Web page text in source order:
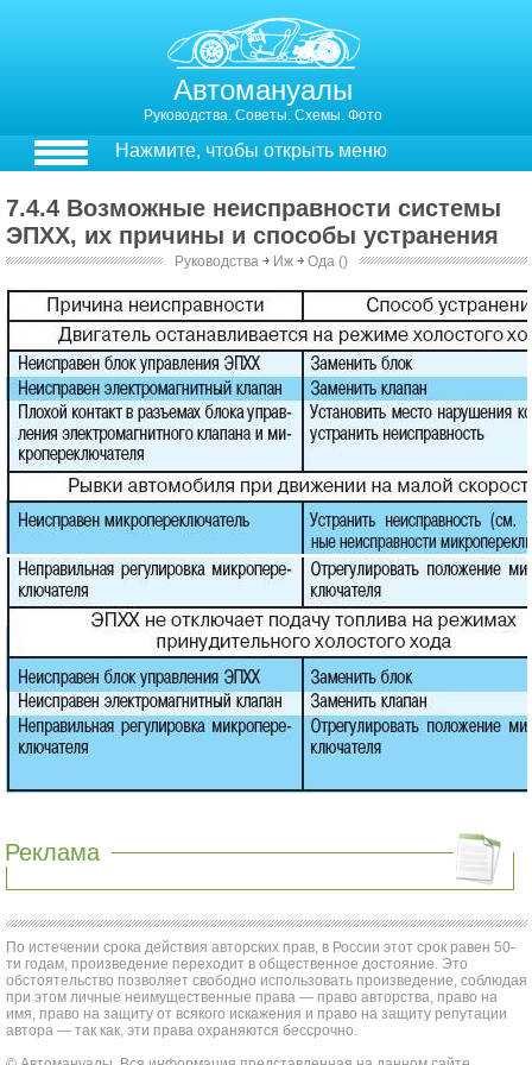
Автомануалы
Руководства. Советы. Схемы. Фото
Нажмите, чтобы открыть меню
7.4.4 Возможные неисправности системы
ЭПХХ, их причины и способы устранения
Руководства ￫ Иж ￫ Ода ()
Реклама
По истечении срока действия авторских прав, в России этот срок равен 50-
ти годам, произведение переходит в общественное достояние. Это
обстоятельство позволяет свободно использовать произведение, соблюдая
при этом личные неимущественные права — право авторства, право на
имя, право на защиту от всякого искажения и право на защиту репутации
автора — так как, эти права охраняются бессрочно.